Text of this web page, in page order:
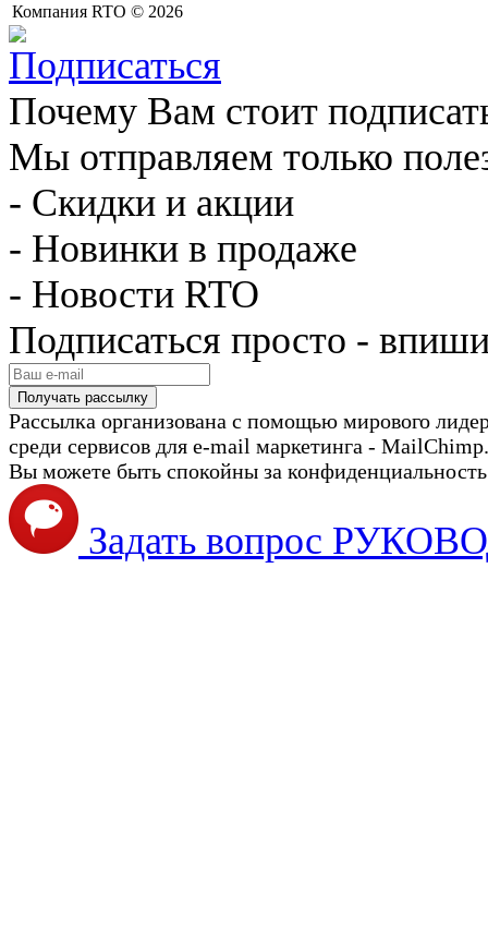
Компания RTO © 2026
Почему Вам стоит
Мы отправляем только
- Скидки и акции
- Новинки в продаже
- Новости RTO
Подписаться просто -
Рассылка организована с помощью мирового
среди сервисов для e-mail маркетинга - MailChimp.
Вы можете быть спокойны за
Задать вопрос